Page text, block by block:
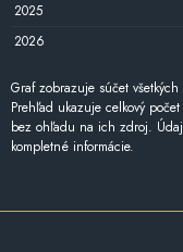
2025
2026
Graf zobrazuje súčet
Prehľad ukazuje celkový
bez ohľadu na ich zdroj.
kompletné informácie.